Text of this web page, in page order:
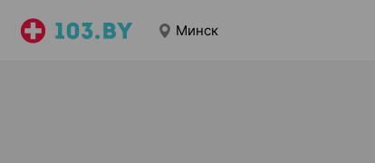
Минск